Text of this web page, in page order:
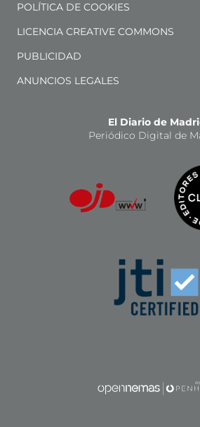
POLÍTICA DE COOKIES
LICENCIA CREATIVE COMMONS
PUBLICIDAD
ANUNCIOS LEGALES
El Diario de
Periódico Digital de